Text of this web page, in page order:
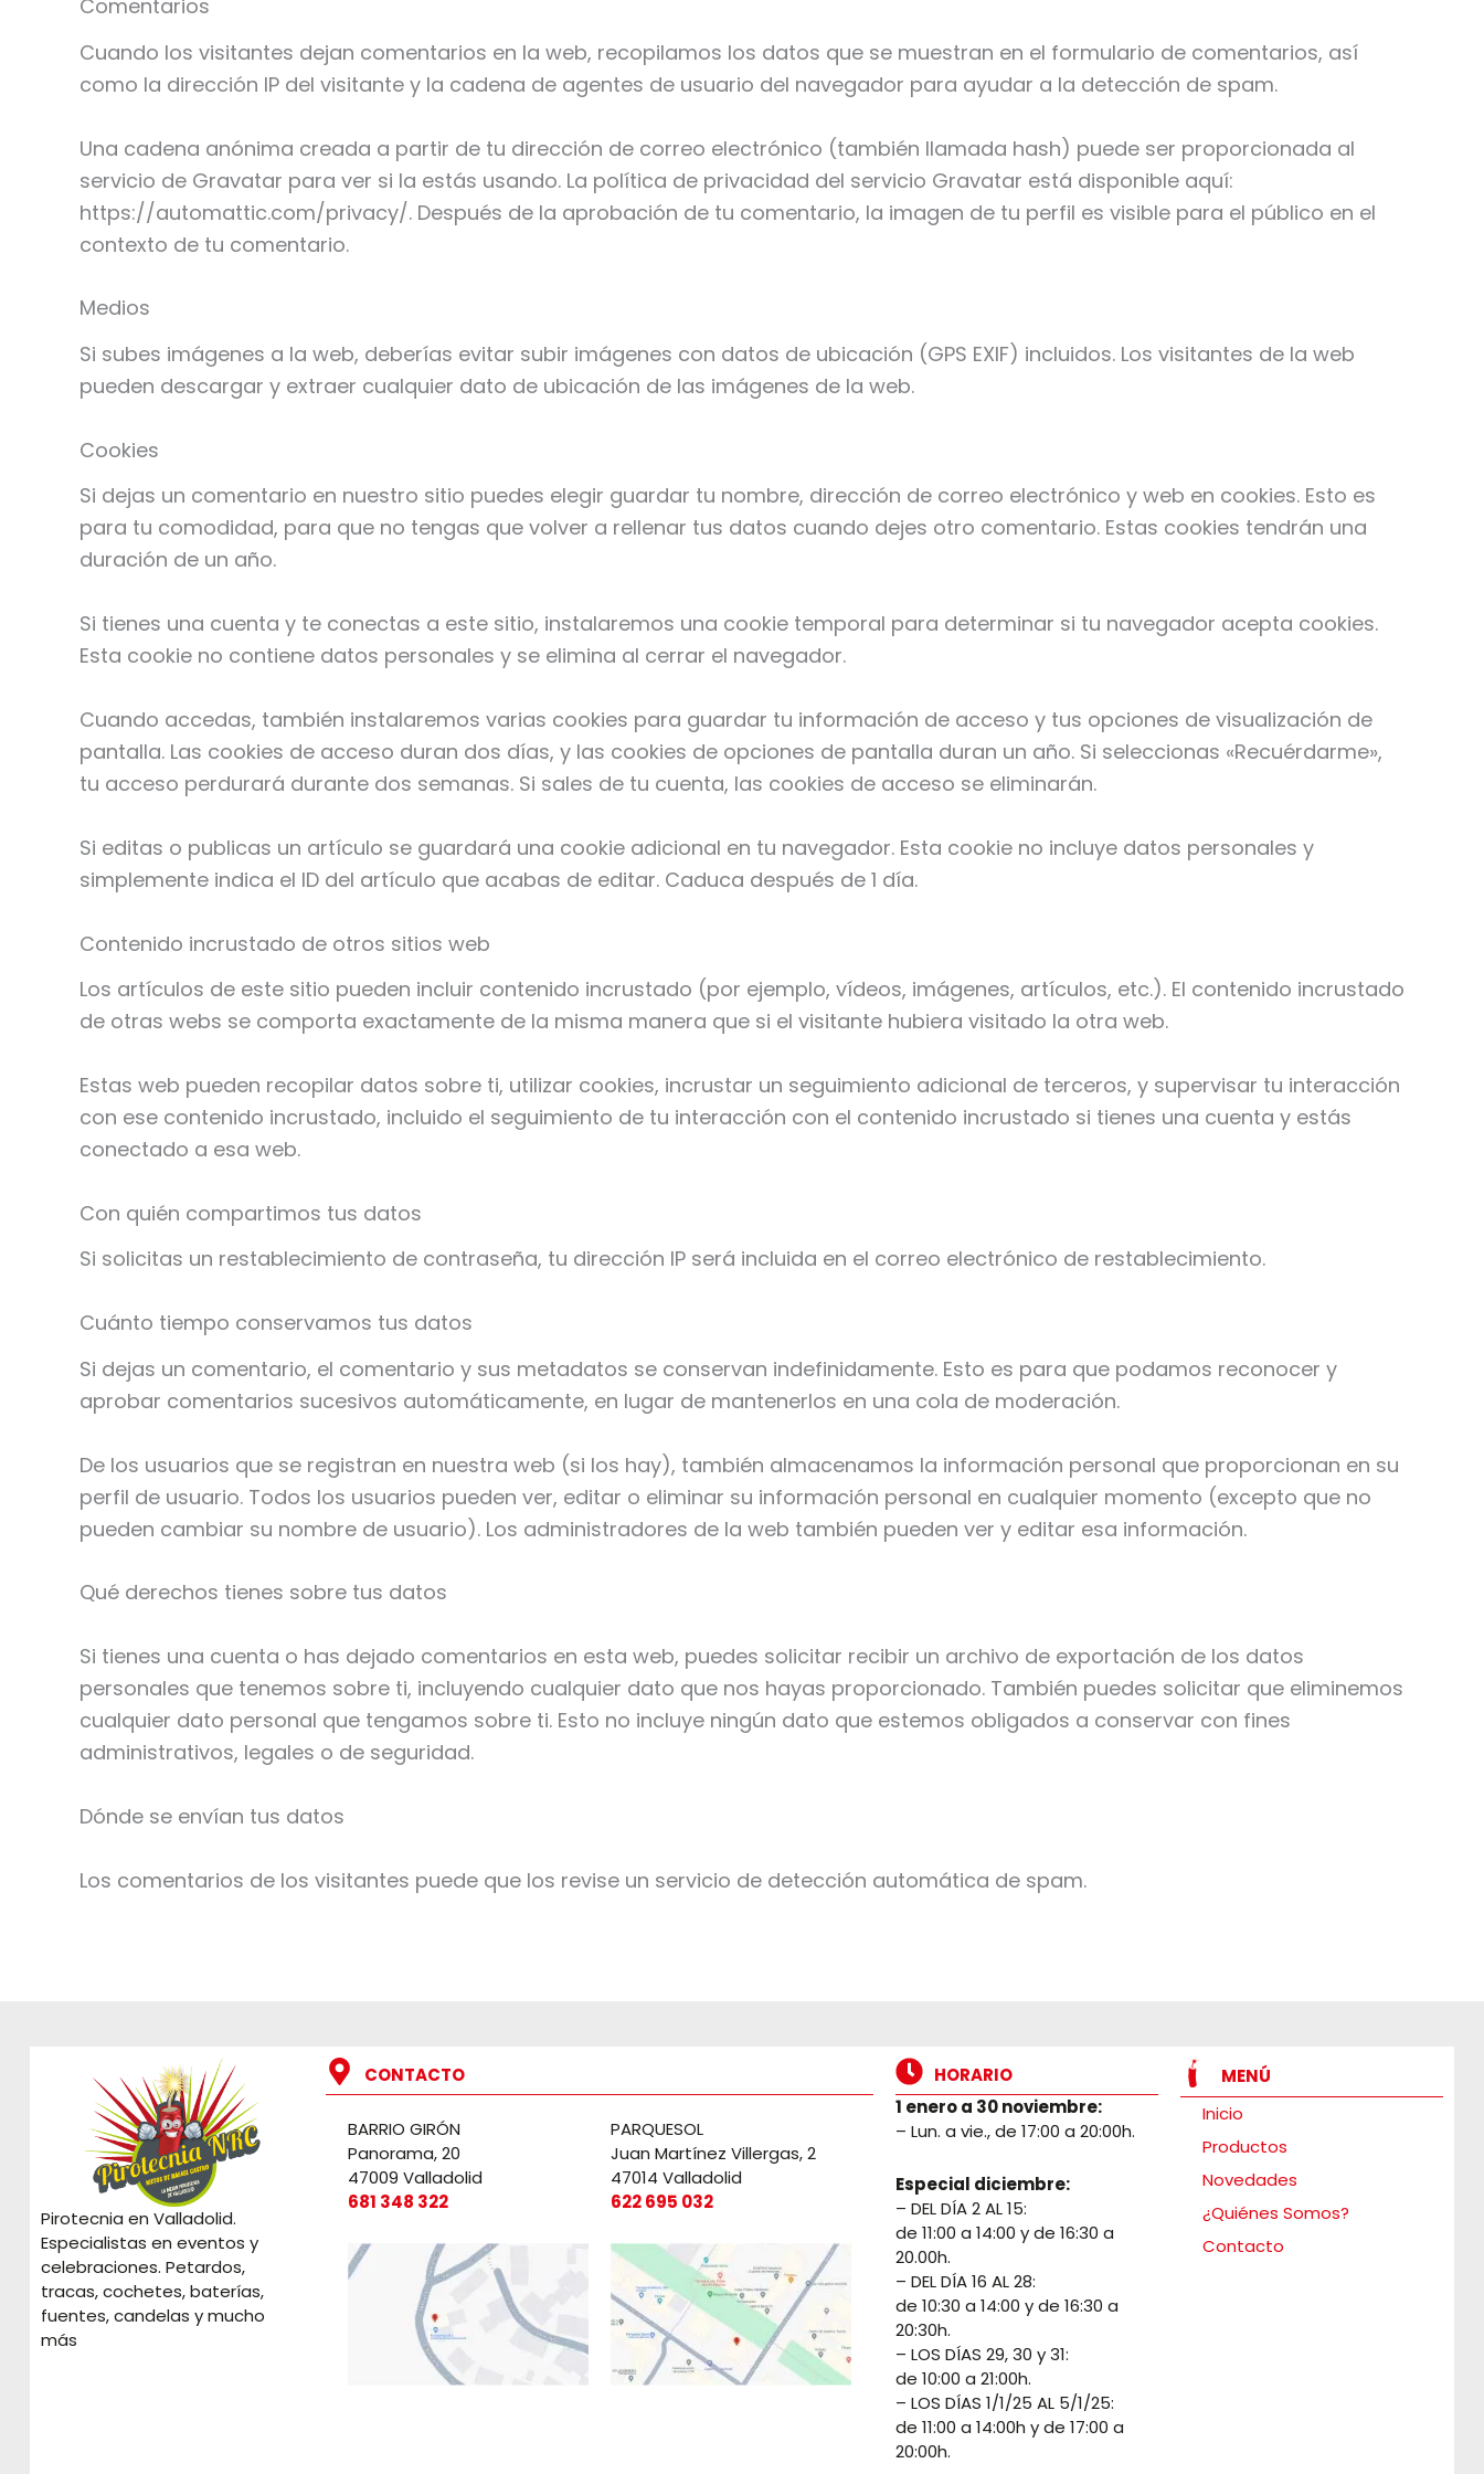
Comentarios
Cuando los visitantes dejan comentarios en la web, recopilamos los datos que se muestran en el formulario de comentarios, así
como la dirección IP del visitante y la cadena de agentes de usuario del navegador para ayudar a la detección de spam.
Una cadena anónima creada a partir de tu dirección de correo electrónico (también llamada hash) puede ser proporcionada al
servicio de Gravatar para ver si la estás usando. La política de privacidad del servicio Gravatar está disponible aquí:
https://automattic.com/privacy/. Después de la aprobación de tu comentario, la imagen de tu perfil es visible para el público en el
contexto de tu comentario.
Medios
Si subes imágenes a la web, deberías evitar subir imágenes con datos de ubicación (GPS EXIF) incluidos. Los visitantes de la web
pueden descargar y extraer cualquier dato de ubicación de las imágenes de la web.
Cookies
Si dejas un comentario en nuestro sitio puedes elegir guardar tu nombre, dirección de correo electrónico y web en cookies. Esto es
para tu comodidad, para que no tengas que volver a rellenar tus datos cuando dejes otro comentario. Estas cookies tendrán una
duración de un año.
Si tienes una cuenta y te conectas a este sitio, instalaremos una cookie temporal para determinar si tu navegador acepta cookies.
Esta cookie no contiene datos personales y se elimina al cerrar el navegador.
Cuando accedas, también instalaremos varias cookies para guardar tu información de acceso y tus opciones de visualización de
pantalla. Las cookies de acceso duran dos días, y las cookies de opciones de pantalla duran un año. Si seleccionas «Recuérdarme»,
tu acceso perdurará durante dos semanas. Si sales de tu cuenta, las cookies de acceso se eliminarán.
Si editas o publicas un artículo se guardará una cookie adicional en tu navegador. Esta cookie no incluye datos personales y
simplemente indica el ID del artículo que acabas de editar. Caduca después de 1 día.
Contenido incrustado de otros sitios web
Los artículos de este sitio pueden incluir contenido incrustado (por ejemplo, vídeos, imágenes, artículos, etc.). El contenido incrustado
de otras webs se comporta exactamente de la misma manera que si el visitante hubiera visitado la otra web.
Estas web pueden recopilar datos sobre ti, utilizar cookies, incrustar un seguimiento adicional de terceros, y supervisar tu interacción
con ese contenido incrustado, incluido el seguimiento de tu interacción con el contenido incrustado si tienes una cuenta y estás
conectado a esa web.
Con quién compartimos tus datos
Si solicitas un restablecimiento de contraseña, tu dirección IP será incluida en el correo electrónico de restablecimiento.
Cuánto tiempo conservamos tus datos
Si dejas un comentario, el comentario y sus metadatos se conservan indefinidamente. Esto es para que podamos reconocer y
aprobar comentarios sucesivos automáticamente, en lugar de mantenerlos en una cola de moderación.
De los usuarios que se registran en nuestra web (si los hay), también almacenamos la información personal que proporcionan en su
perfil de usuario. Todos los usuarios pueden ver, editar o eliminar su información personal en cualquier momento (excepto que no
pueden cambiar su nombre de usuario). Los administradores de la web también pueden ver y editar esa información.
Qué derechos tienes sobre tus datos
Si tienes una cuenta o has dejado comentarios en esta web, puedes solicitar recibir un archivo de exportación de los datos
personales que tenemos sobre ti, incluyendo cualquier dato que nos hayas proporcionado. También puedes solicitar que eliminemos
cualquier dato personal que tengamos sobre ti. Esto no incluye ningún dato que estemos obligados a conservar con fines
administrativos, legales o de seguridad.
Dónde se envían tus datos
Los comentarios de los visitantes puede que los revise un servicio de detección automática de spam.
Pirotecnia en Valladolid.
Especialistas en eventos y
celebraciones. Petardos,
tracas, cochetes, baterías,
fuentes, candelas y mucho
más
CONTACTO
BARRIO GIRÓN
Panorama, 20
47009 Valladolid
681 348 322
PARQUESOL
Juan Martínez Villergas, 2
47014 Valladolid
622 695 032
HORARIO
1 enero a 30 noviembre:
– Lun. a vie., de 17:00 a 20:00h.
Especial diciembre:
– DEL DÍA 2 AL 15:
de 11:00 a 14:00 y de 16:30 a
20.00h.
– DEL DÍA 16 AL 28:
de 10:30 a 14:00 y de 16:30 a
20:30h.
– LOS DÍAS 29, 30 y 31:
de 10:00 a 21:00h.
– LOS DÍAS 1/1/25 AL 5/1/25:
de 11:00 a 14:00h y de 17:00 a
20:00h.
MENÚ
Inicio
Productos
Novedades
¿Quiénes Somos?
Contacto